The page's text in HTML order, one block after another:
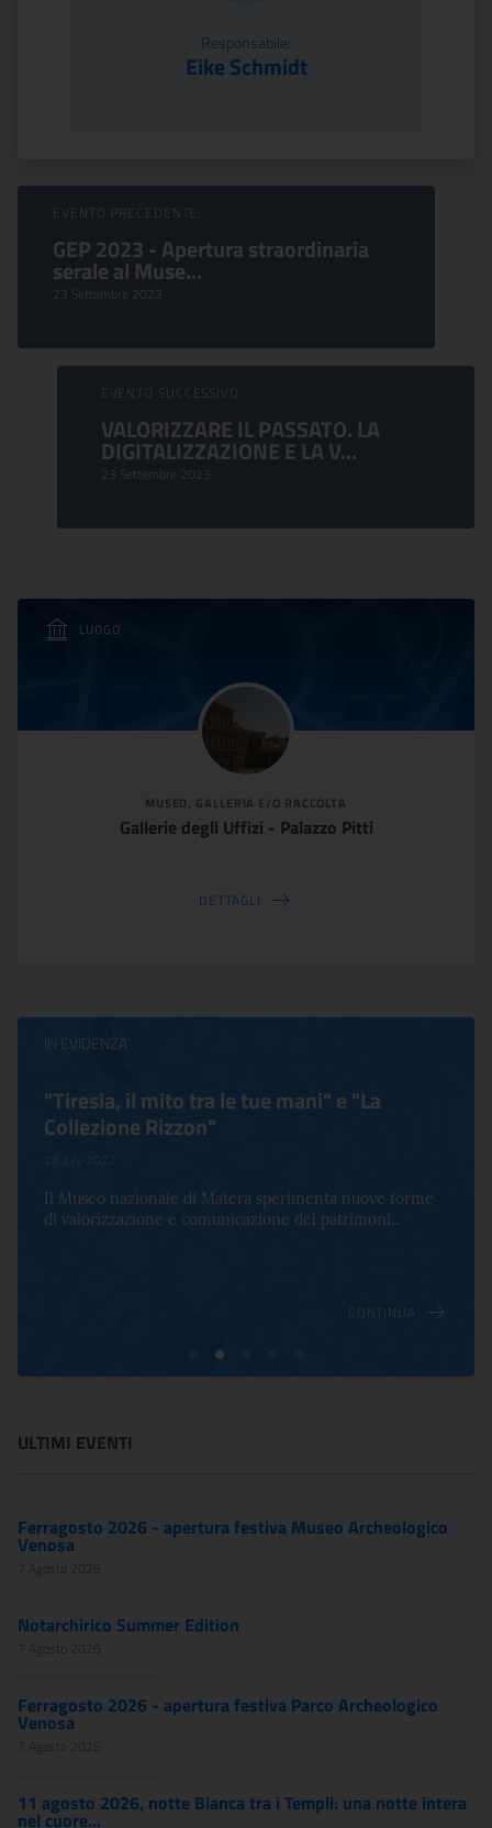
Responsabile:
Eike Schmidt
Sfoglia Eventi
EVENTO PRECEDENTE:
GEP 2023 - Apertura straordinaria
serale al Muse...
23 Settembre 2023
EVENTO SUCCESSIVO:
VALORIZZARE IL PASSATO. LA
DIGITALIZZAZIONE E LA V...
23 Settembre 2023
LUOGO
MUSEO, GALLERIA E/O RACCOLTA
Gallerie degli Uffizi - Palazzo Pitti
DETTAGLI
IN EVIDENZA
"Tiresia, il mito tra le tue mani" e "La
Collezione Rizzon"
28 July 2022
Il Museo nazionale di Matera sperimenta nuove forme
di valorizzazione e comunicazione del patrimoni...
CONTINUA
ULTIMI EVENTI
Ferragosto 2026 - apertura festiva Museo Archeologico
Venosa
7 Agosto 2026
Notarchirico Summer Edition
7 Agosto 2026
Ferragosto 2026 - apertura festiva Parco Archeologico
Venosa
7 Agosto 2026
11 agosto 2026, notte Bianca tra i Templi: una notte intera
nel cuore...